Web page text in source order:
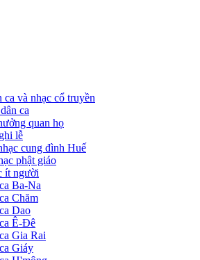
ca và nhạc cổ truyền
ca
quan họ
lễ
cung đình Huế
phật giáo
ít người
Ba-Na
Chăm
Dao
Ê-Đê
Gia Rai
Giáy